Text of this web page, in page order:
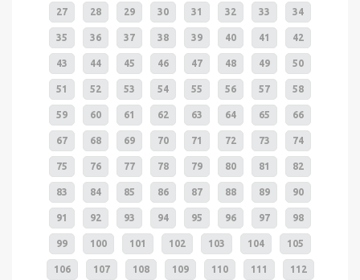
27 28 29 30 31 32 33 34
35 36 37 38 39 40 41 42
43 44 45 46 47 48 49 50
51 52 53 54 55 56 57 58
59 60 61 62 63 64 65 66
67 68 69 70 71 72 73 74
75 76 77 78 79 80 81 82
83 84 85 86 87 88 89 90
91 92 93 94 95 96 97 98
99 100 101 102 103 104 105
106 107 108 109 110 111 112